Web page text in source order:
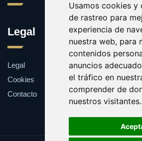
Usamos cookies y
de rastreo para
experiencia de
nuestra web, para
contenidos
anuncios
el tráfico en
comprender de
nuestros visitantes.
Legal
Legal
Cookies
Contacto